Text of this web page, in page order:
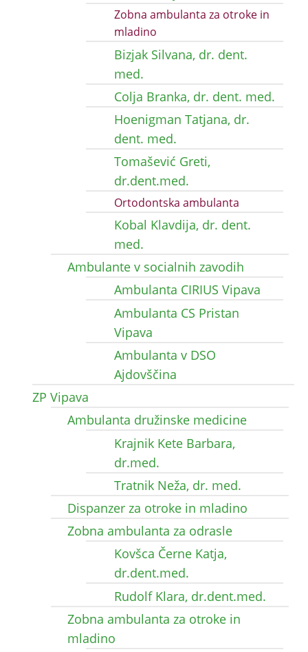
Zobna ambulanta za otroke in
mladino
Bizjak Silvana, dr. dent.
med.
Colja Branka, dr. dent. med.
Hoenigman Tatjana, dr.
dent. med.
Tomašević Greti,
dr.dent.med.
Ortodontska ambulanta
Kobal Klavdija, dr. dent.
med.
Ambulante v socialnih zavodih
Ambulanta CIRIUS Vipava
Ambulanta CS Pristan
Vipava
Ambulanta v DSO
Ajdovščina
ZP Vipava
Ambulanta družinske medicine
Krajnik Kete Barbara,
dr.med.
Tratnik Neža, dr. med.
Dispanzer za otroke in mladino
Zobna ambulanta za odrasle
Kovšca Černe Katja,
dr.dent.med.
Rudolf Klara, dr.dent.med.
Zobna ambulanta za otroke in
mladino